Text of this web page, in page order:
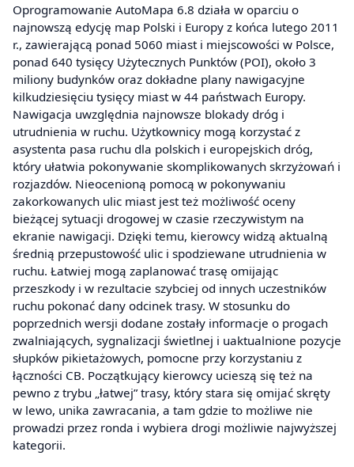
Oprogramowanie AutoMapa 6.8 działa w oparciu o
najnowszą edycję map Polski i Europy z końca lutego 2011
r., zawierającą ponad 5060 miast i miejscowości w Polsce,
ponad 640 tysięcy Użytecznych Punktów (POI), około 3
miliony budynków oraz dokładne plany nawigacyjne
kilkudziesięciu tysięcy miast w 44 państwach Europy.
Nawigacja uwzględnia najnowsze blokady dróg i
utrudnienia w ruchu. Użytkownicy mogą korzystać z
asystenta pasa ruchu dla polskich i europejskich dróg,
który ułatwia pokonywanie skomplikowanych skrzyżowań i
rozjazdów. Nieocenioną pomocą w pokonywaniu
zakorkowanych ulic miast jest też możliwość oceny
bieżącej sytuacji drogowej w czasie rzeczywistym na
ekranie nawigacji. Dzięki temu, kierowcy widzą aktualną
średnią przepustowość ulic i spodziewane utrudnienia w
ruchu. Łatwiej mogą zaplanować trasę omijając
przeszkody i w rezultacie szybciej od innych uczestników
ruchu pokonać dany odcinek trasy. W stosunku do
poprzednich wersji dodane zostały informacje o progach
zwalniających, sygnalizacji świetlnej i uaktualnione pozycje
słupków pikietażowych, pomocne przy korzystaniu z
łączności CB. Początkujący kierowcy ucieszą się też na
pewno z trybu „łatwej” trasy, który stara się omijać skręty
w lewo, unika zawracania, a tam gdzie to możliwe nie
prowadzi przez ronda i wybiera drogi możliwie najwyższej
kategorii.